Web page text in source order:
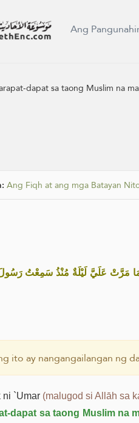
Ang
dapat sa taong Muslim na
Ang Fiqh at ang mga Batayan
مَرَّتْ عَلَيَّ لَيْلَةٌ مُنْذُ سَمِعْتُ رَسُولَ
ito ay nangangailangan ng
ni `Umar (malugod si Allāh sa
dapat sa taong Muslim na